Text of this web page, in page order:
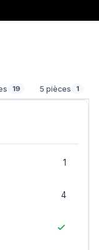
19 5 pièces 1
1
4